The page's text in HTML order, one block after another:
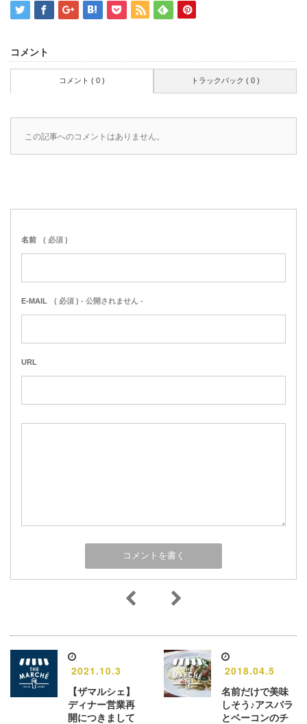
コメント
コメント ( 0 ) トラックバック ( 0 )
この記事へのコメントはありません。
名前 ( 必須 )
E-MAIL ( 必須 ) - 公開されません -
URL
2021.10.3
【ザマルシェ】
ディナー営業再
開につきまして
2018.04.5
名前だけで美味
しそう♪アスパラ
とベーコンのチ